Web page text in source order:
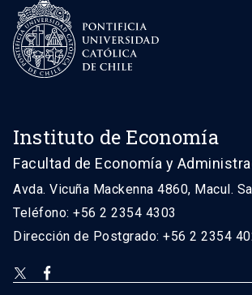
Instituto de Economía
Facultad de Economía y
Avda. Vicuña Mackenna 4860, Macul.
Teléfono: +56 2 2354 4303
Dirección de Postgrado: +56 2 2354